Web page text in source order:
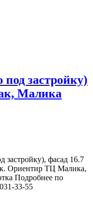
застройку)
Малика
застройку), фасад 16.7
Ориентир ТЦ Малика,
Подробнее по
33-55